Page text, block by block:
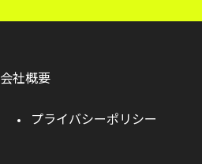
会社概要
プライバシーポリシー